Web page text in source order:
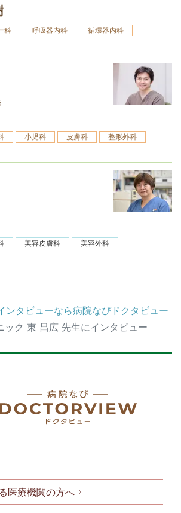
科 呼吸器内科 循環器内科
小児科 皮膚科 整形外科
美容皮膚科 美容外科
ンタビューなら病院なびドクタビュー
ック 東 昌広 先生にインタビュー
医療機関の方へ